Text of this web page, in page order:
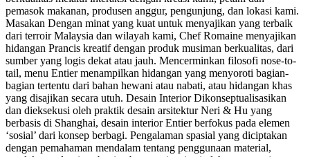
pemasok makanan, produsen anggur, pengunjung, dan lokasi kami.
Masakan Dengan minat yang kuat untuk menyajikan yang terbaik
dari terroir Malaysia dan wilayah kami, Chef Romaine menyajikan
hidangan Prancis kreatif dengan produk musiman berkualitas, dari
sumber yang logis dekat atau jauh. Mencerminkan filosofi nose-to-
tail, menu Entier menampilkan hidangan yang menyoroti bagian-
bagian tertentu dari bahan hewani atau nabati, atau hidangan khas
yang disajikan secara utuh. Desain Interior Dikonseptualisasikan
dan dieksekusi oleh praktik desain arsitektur Neri & Hu yang
berbasis di Shanghai, desain interior Entier berfokus pada elemen
‘sosial’ dari konsep berbagi. Pengalaman spasial yang diciptakan
dengan pemahaman mendalam tentang penggunaan material,